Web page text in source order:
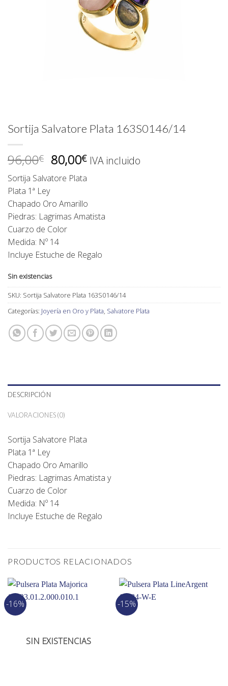
Sortija Salvatore Plata 163S0146/14
96,00€ El
precio
original
96,00€.
80,00€El
actual
80,00€.
IVA incluido
Sortija Salvatore Plata
Plata 1ª Ley
Chapado Oro Amarillo
Piedras: Lagrimas Amatista
Cuarzo de Color
Medida: Nº 14
Incluye Estuche de Regalo
Sin existencias
SKU: Sortija Salvatore Plata 163S0146/14
Categorías: Joyería en Oro y Plata, Salvatore Plata
DESCRIPCIÓN
VALORACIONES (0)
Sortija Salvatore Plata
Plata 1ª Ley
Chapado Oro Amarillo
Piedras: Lagrimas Amatista y
Cuarzo de Color
Medida: Nº 14
Incluye Estuche de Regalo
PRODUCTOS RELACIONADOS
-16%
SIN EXISTENCIAS
-15%